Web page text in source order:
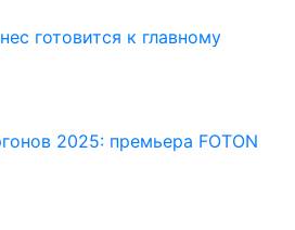
готовится к главному
2025: премьера FOTON